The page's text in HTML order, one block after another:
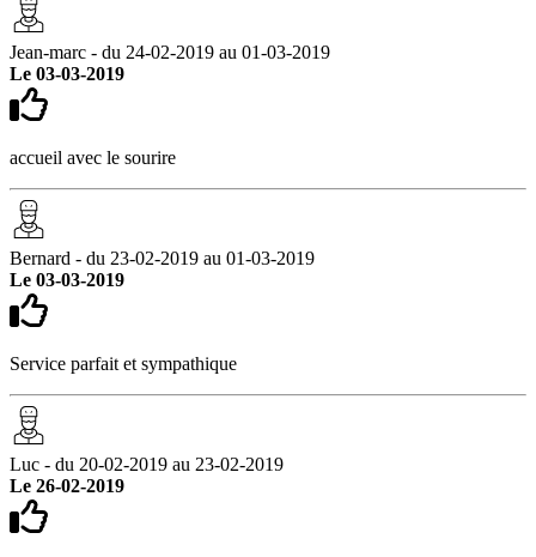
Jean-marc - du 24-02-2019 au 01-03-2019
Le 03-03-2019
accueil avec le sourire
Bernard - du 23-02-2019 au 01-03-2019
Le 03-03-2019
Service parfait et sympathique
Luc - du 20-02-2019 au 23-02-2019
Le 26-02-2019